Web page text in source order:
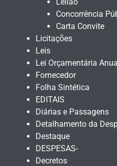
Concorrência
Carta Convite
Licitações
Leis
Lei Orçamentária
Fornecedor
Folha Sintética
EDITAIS
Diárias e Passagens
Detalhamento da
Destaque
DESPESAS-
Decretos